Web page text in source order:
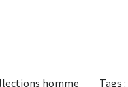
homme Tags :